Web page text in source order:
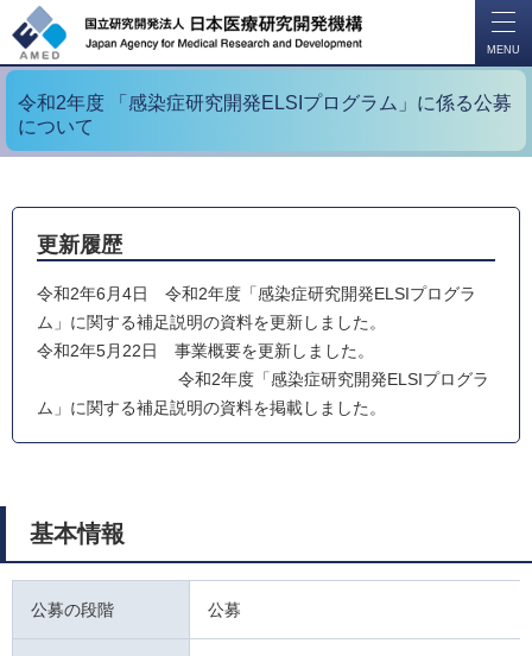
MENU
令和2年度 「感染症研究開発ELSIプログラム」に係る公募
について
更新履歴
令和2年6月4日 令和2年度「感染症研究開発ELSIプログラ
ム」に関する補足説明の資料を更新しました。
令和2年5月22日 事業概要を更新しました。
令和2年度「感染症研究開発ELSIプログラ
ム」に関する補足説明の資料を掲載しました。
基本情報
公募の段階 公募